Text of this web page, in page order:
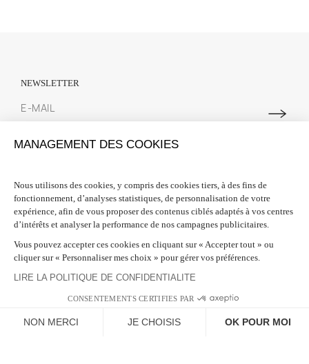
NEWSLETTER
Spring Court. Nous vous offrons 10% de réduction sur votre première
INFORMATIONS 
BESOIN D'AIDE ? 
SUIVEZ-NOUS
MANAGEMENT DES COOKIES
Nous utilisons des cookies, y compris des cookies tiers, à des fins de
fonctionnement, d’analyses statistiques, de personnalisation de votre
expérience, afin de vous proposer des contenus ciblés adaptés à vos centres
d’intérêts et analyser la performance de nos campagnes publicitaires.
Vous pouvez accepter ces cookies en cliquant sur « Accepter tout » ou
cliquer sur « Personnaliser mes choix » pour gérer vos préférences.
LIRE LA POLITIQUE DE CONFIDENTIALITE
CONSENTEMENTS CERTIFIES PAR
NON MERCI JE CHOISIS OK POUR MOI